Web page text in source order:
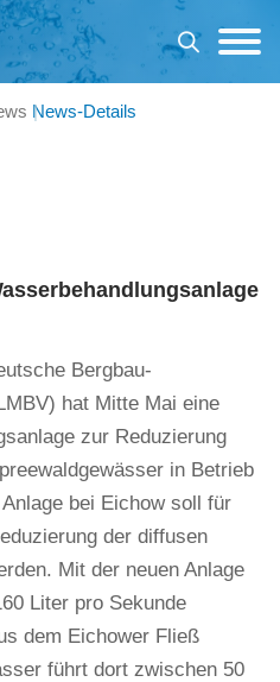
News-Details
Bergbau-
hat Mitte Mai eine
zur Reduzierung
in Betrieb
bei Eichow soll für
der diffusen
Mit der neuen Anlage
Liter pro Sekunde
dem Eichower Fließ
führt dort zwischen 50